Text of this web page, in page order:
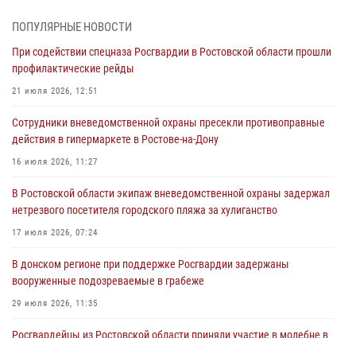
При содействии спецназа Росгвардии в Ростовской области прошли
21 июля 2026, 12:51
В Ростовской области экипаж вневедомственной охраны задержал
17 июля 2026, 07:24
Сотрудники вневедомственной охраны пресекли противоправные
Конкурс профессионального мастерства взрывотехников прошел в
15 июля 2026, 06:39
ПОПУЛЯРНЫЕ НОВОСТИ
При содействии спецназа Росгвардии в Ростовской области прошли
профилактические рейды
21 июля 2026, 12:51
Сотрудники вневедомственной охраны пресекли противоправные
действия в гипермаркете в Ростове-на-Дону
16 июля 2026, 11:27
В Ростовской области экипаж вневедомственной охраны задержал
нетрезвого посетителя городского пляжа за хулиганство
17 июля 2026, 07:24
В донском регионе при поддержке Росгвардии задержаны
вооруженные подозреваемые в грабеже
29 июля 2026, 11:35
Росгвардейцы из Ростовской области приняли участие в молебне в